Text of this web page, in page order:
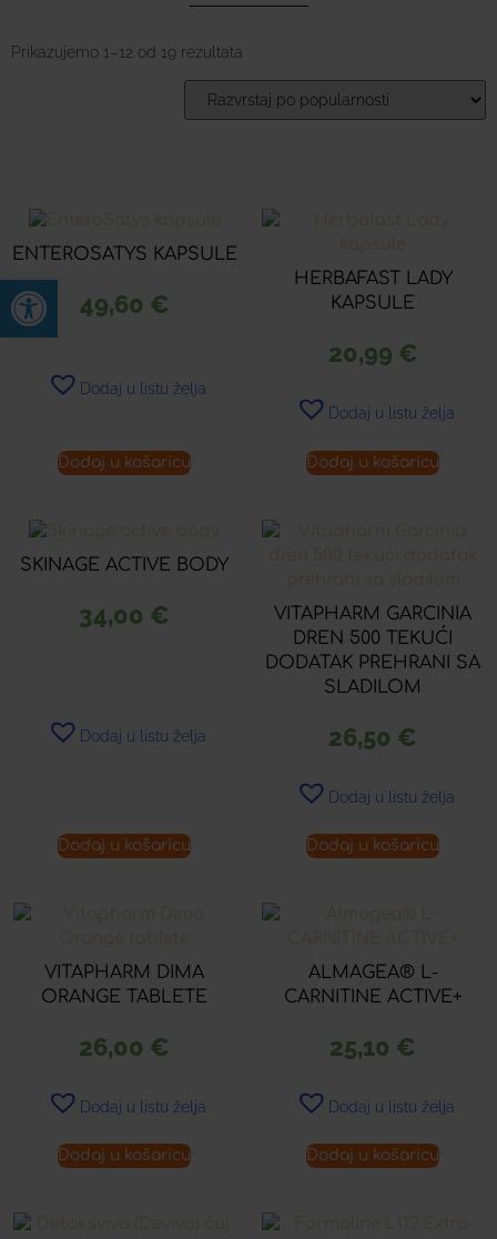
Prikazujemo 1–12 od 19 rezultata
ENTEROSATYS KAPSULE
49,60 €
Dodaj u listu želja
Dodaj u košaricu
HERBAFAST LADY
KAPSULE
20,99 €
Dodaj u listu želja
Dodaj u košaricu
SKINAGE ACTIVE BODY
34,00 €
Dodaj u listu želja
Dodaj u košaricu
VITAPHARM GARCINIA
DREN 500 TEKUĆI
DODATAK PREHRANI SA
SLADILOM
26,50 €
Dodaj u listu želja
Dodaj u košaricu
VITAPHARM DIMA
ORANGE TABLETE
26,00 €
Dodaj u listu želja
Dodaj u košaricu
ALMAGEA® L-
CARNITINE ACTIVE+
25,10 €
Dodaj u listu želja
Dodaj u košaricu
Open toolbar